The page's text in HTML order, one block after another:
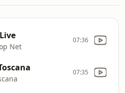
Net
07:36
07:35